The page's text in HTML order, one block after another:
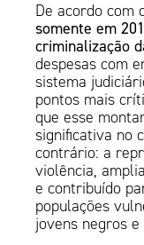
De acordo com
somente em
criminalização
despesas com
sistema
pontos mais
que esse
significativa no
contrário: a
violência,
e contribuído
populações
jovens negros